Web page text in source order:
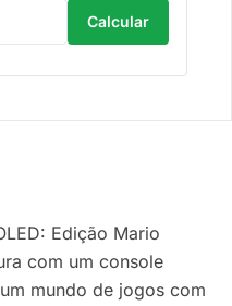
Calcular
Edição Mario
com um console
mundo de jogos com